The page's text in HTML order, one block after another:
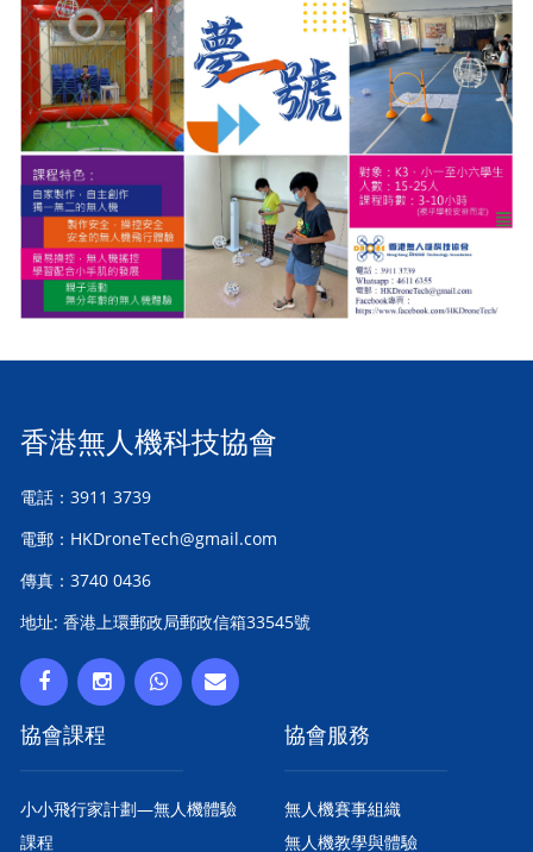
香港無人機科技協會
電話：3911 3739
電郵：HKDroneTech@gmail.com
傳真：3740 0436
地址: 香港上環郵政局郵政信箱33545號
協會課程
小小飛行家計劃—無人機體驗
課程
協會服務
無人機賽事組織
無人機教學與體驗